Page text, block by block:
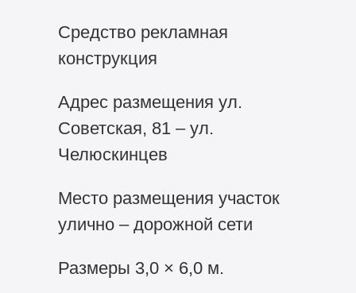
Средство рекламная
конструкция
Адрес размещения ул.
Советская, 81 – ул.
Челюскинцев
Место размещения участок
улично – дорожной сети
Размеры 3,0 × 6,0 м.